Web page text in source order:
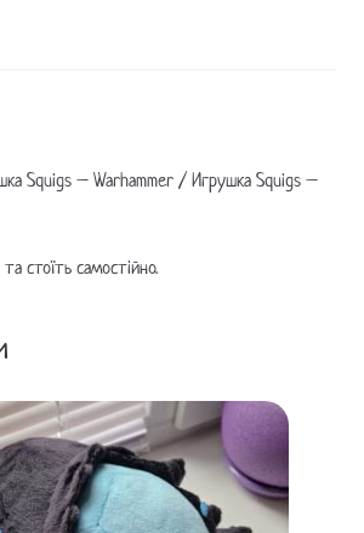
Squigs – Warhammer / Игрушка Squigs –
стоїть самостійно.